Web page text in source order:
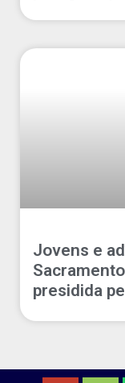
Jovens e
presidida